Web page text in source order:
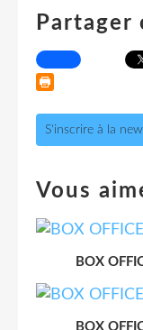
S'inscrire à la
Vous
BOX
BOX